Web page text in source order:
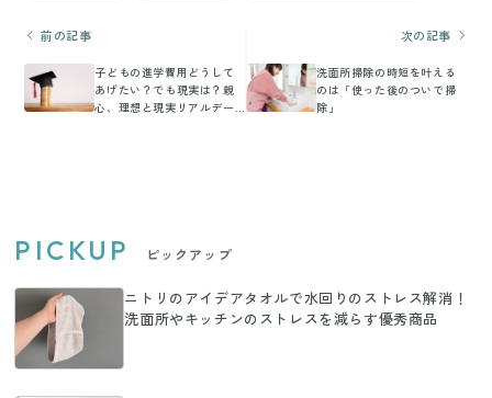
前の記事
子どもの進学費用どうして
あげたい？でも現実は？親
心、理想と現実リアルデー
次の記事
洗面所掃除の時短を叶える
のは「使った後のついで掃
除」
PICKUP ピックアップ
ニトリのアイデアタオルで水回りのストレス解消！
洗面所やキッチンのストレスを減らす優秀商品